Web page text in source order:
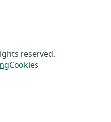
reserved.
Cookies